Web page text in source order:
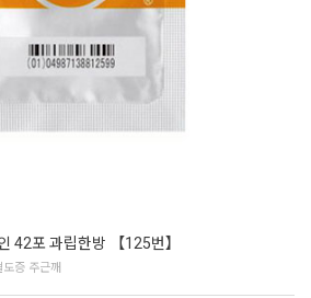
42포 과립한방 【125번】
증 주근깨